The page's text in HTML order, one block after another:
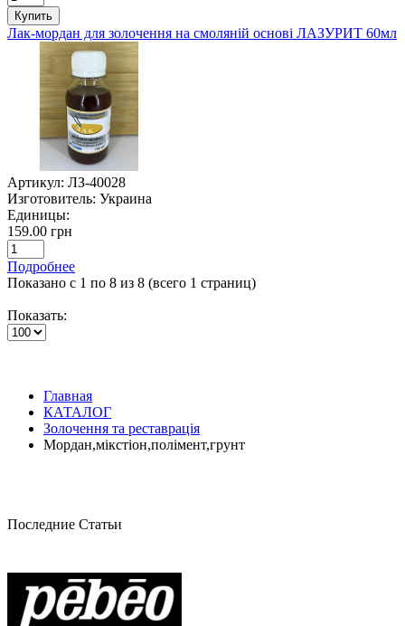
Купить
Лак-мордан для золочення на смоляній основі ЛАЗУРИТ 60мл
Артикул: ЛЗ-40028
Изготовитель: Украина
Единицы:
159.00 грн
Подробнее
Показано с 1 по 8 из 8 (всего 1 страниц)
Показать:
Главная
КАТАЛОГ
Золочення та реставрація
Мордан,мікстіон,полімент,грунт
Последние Статьи